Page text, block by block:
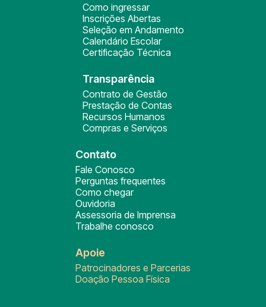
Como ingressar
Inscrições Abertas
Seleção em Andamento
Calendário Escolar
Certificação Técnica
Transparência
Contrato de Gestão
Prestação de Contas
Recursos Humanos
Compras e Serviços
Contato
Fale Conosco
Perguntas frequentes
Como chegar
Ouvidoria
Assessoria de Imprensa
Trabalhe conosco
Apoie
Patrocinadores e Parcerias
Doação Pessoa Física